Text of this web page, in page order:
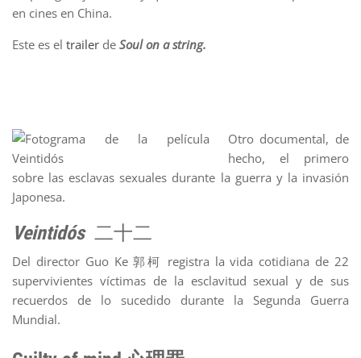
en cines en China.
Este es el trailer de Soul on a string.
Otro documental, de
hecho, el primero
sobre las esclavas sexuales durante la guerra y la invasión
Japonesa.
Veintidós 二十二
Del director Guo Ke 郭柯 registra la vida cotidiana de 22
supervivientes víctimas de la esclavitud sexual y de sus
recuerdos de lo sucedido durante la Segunda Guerra
Mundial.